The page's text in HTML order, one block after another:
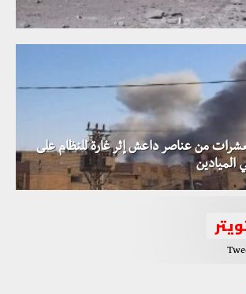
من عناصر داعش إثر غارة للنظام على
الميادين